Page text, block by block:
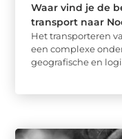
Waar vind je de
transport naar
Het transporteren
een complexe
geografische en